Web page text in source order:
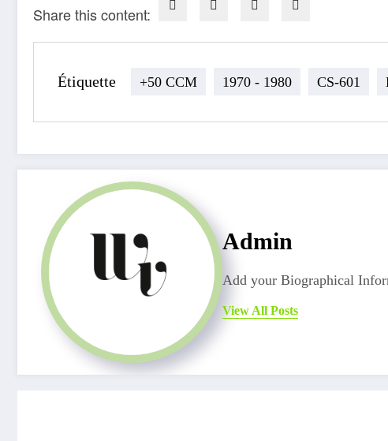
Share this content:
Étiquette +50 CCM 1970 - 1980 CS-601
Admin
Add your Biographical
View All Posts